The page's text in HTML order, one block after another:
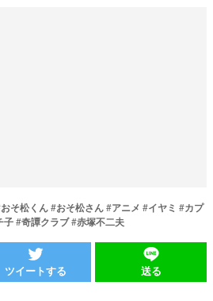
おそ松くん#おそ松さん#アニメ #イヤミ #カプ
子#奇譚クラブ#赤塚不二夫
ツイートする 送る